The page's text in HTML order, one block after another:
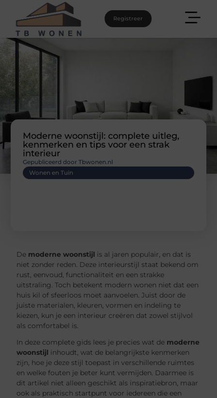
Registreer
Moderne woonstijl: complete uitleg,
kenmerken en tips voor een strak
interieur
Wonen en Tuin
Gepubliceerd door Tbwonen.nl
De moderne woonstijl is al jaren populair, en dat is
niet zonder reden. Deze interieurstijl staat bekend om
rust, eenvoud, functionaliteit en een strakke
uitstraling. Toch betekent modern wonen niet dat een
huis kil of sfeerloos moet aanvoelen. Juist door de
juiste materialen, kleuren, vormen en indeling te
kiezen, kun je een interieur creëren dat zowel stijlvol
als comfortabel is.
In deze complete gids lees je precies wat de moderne
woonstijl inhoudt, wat de belangrijkste kenmerken
zijn, hoe je deze stijl toepast in verschillende ruimtes
en welke fouten je beter kunt vermijden. Daarmee is
dit artikel niet alleen geschikt als inspiratiebron, maar
ook als praktisch startpunt voor iedereen die een